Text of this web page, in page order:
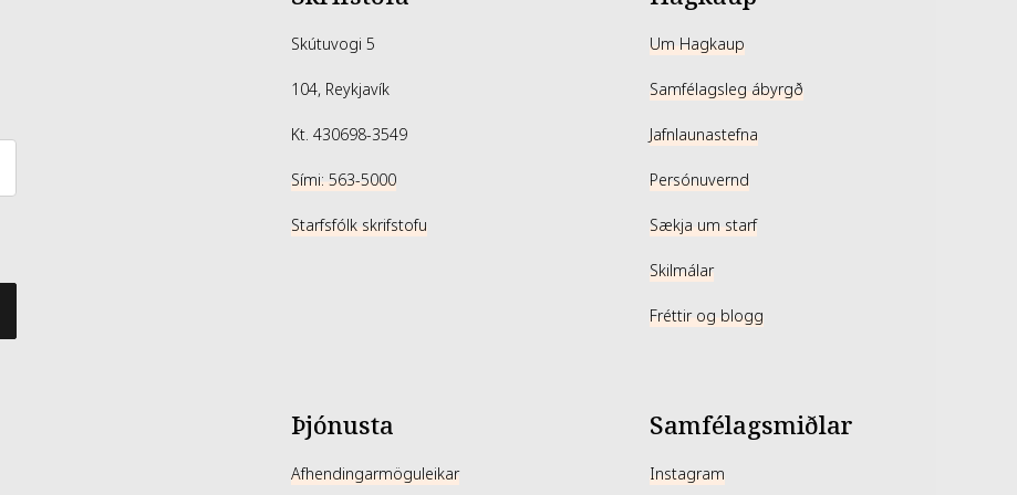
Skútuvogi 5
104, Reykjavík
Kt. 430698-3549
Sími: 563-5000
Starfsfólk skrifstofu
Um Hagkaup
Samfélagsleg ábyrgð
Jafnlaunastefna
Persónuvernd
Sækja um starf
Skilmálar
Fréttir og blogg
Þjónusta
Afhendingarmöguleikar
Samfélagsmiðlar
Instagram